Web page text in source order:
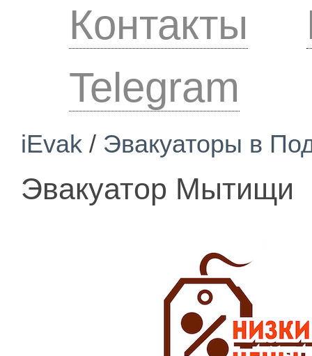
Контакты
Telegram
iEvak / Эвакуаторы в
Эвакуатор Мытищи